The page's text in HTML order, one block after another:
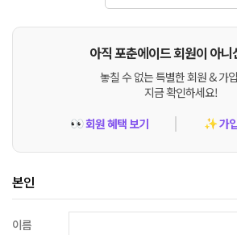
아직 포춘에이드 회원이 아니
놓칠 수 없는 특별한 회원 & 가
지금 확인하세요!
👀회원 혜택 보기 ✨가
본인
이름